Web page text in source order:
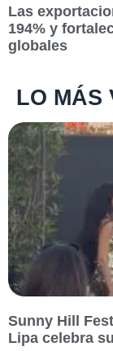
Las
194% y
globales
LO MÁS
Sunny Hill
Lipa celebra